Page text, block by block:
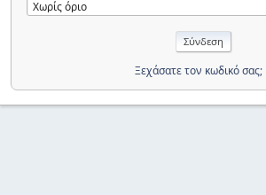
Ξεχάσατε τον κωδικό σας;